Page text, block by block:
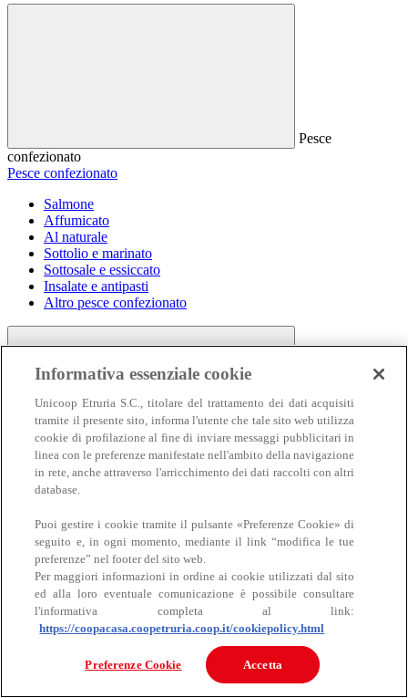
Pesce
confezionato
Pesce confezionato
Salmone
Affumicato
Al naturale
Sottolio e marinato
Sottosale e essiccato
Insalate e antipasti
Altro pesce confezionato
Carne
Carne
Bovino
Informativa essenziale cookie
Unicoop Etruria S.C., titolare del trattamento dei dati acquisiti
tramite il presente sito, informa l'utente che tale sito web utilizza
cookie di profilazione al fine di inviare messaggi pubblicitari in
linea con le preferenze manifestate nell'ambito della navigazione
in rete, anche attraverso l'arricchimento dei dati raccolti con altri
database.
Puoi gestire i cookie tramite il pulsante «Preferenze Cookie» di
seguito e, in ogni momento, mediante il link “modifica le tue
preferenze” nel footer del sito web.
Per maggiori informazioni in ordine ai cookie utilizzati dal sito
ed alla loro eventuale comunicazione è possibile consultare
l'informativa completa al link:
https://coopacasa.coopetruria.coop.it/cookiepolicy.html
Preferenze Cookie Accetta